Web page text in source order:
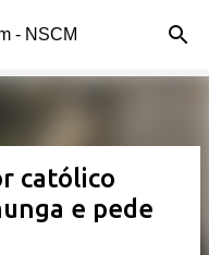
principal
- NSCM
católico
e pede